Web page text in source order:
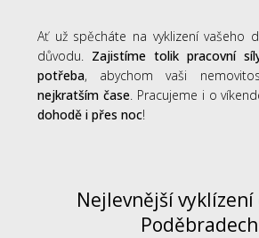
Ať už spěcháte na vyklizení vašeho
důvodu. Zajistíme tolik pracovní
potřeba, abychom vaši
nejkratším čase. Pracujeme i o
dohodě i přes noc!
Nejlevnější vyklízení
Poděbradech